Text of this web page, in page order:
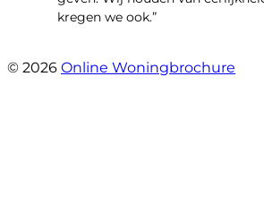
kregen we ook.”
© 2026 Online Woningbrochure